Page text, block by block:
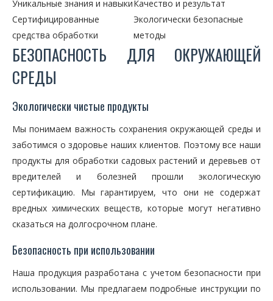
Уникальные знания и навыкиКачество и результат
Сертифицированные
средства обработки
Экологически безопасные
методы
БЕЗОПАСНОСТЬ ДЛЯ ОКРУЖАЮЩЕЙ
СРЕДЫ
Экологически чистые продукты
Мы понимаем важность сохранения окружающей среды и
заботимся о здоровье наших клиентов. Поэтому все наши
продукты для обработки садовых растений и деревьев от
вредителей и болезней прошли экологическую
сертификацию. Мы гарантируем, что они не содержат
вредных химических веществ, которые могут негативно
сказаться на долгосрочном плане.
Безопасность при использовании
Наша продукция разработана с учетом безопасности при
использовании. Мы предлагаем подробные инструкции по